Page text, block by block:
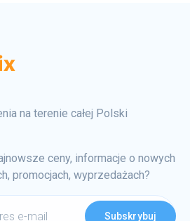
na terenie całej Polski
ceny, informacje o nowych
promocjach, wyprzedażach?